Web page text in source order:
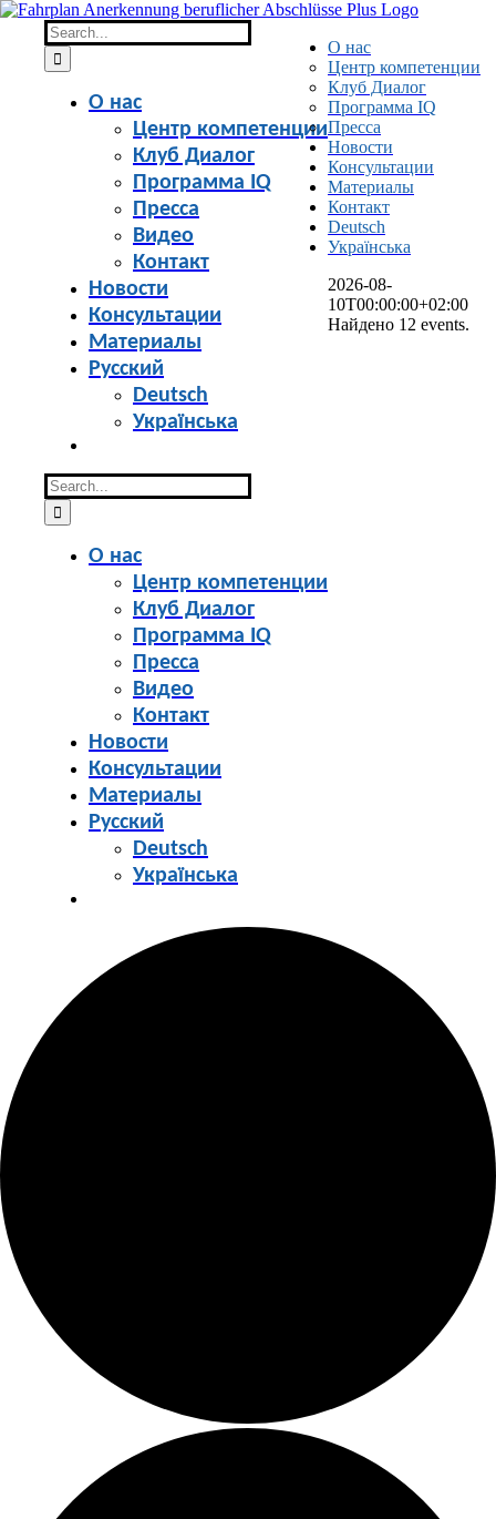
Skip
content
Search
for:
О нас
Центр компетенции
Клуб Диалог
Программа IQ
Пресса
Видео
Контакт
Новости
Консультации
Материалы
Русский
Deutsch
Українська
Search
for:
О нас
Центр компетенции
Клуб Диалог
Программа IQ
Пресса
Видео
Контакт
Новости
Консультации
Материалы
Русский
Deutsch
Українська
О нас
Центр компетенции
Клуб Диалог
Программа IQ
Пресса
Новости
Консультации
Материалы
Контакт
Deutsch
Українська
2026-08-
10T00:00:00+02:00
Найдено 12 events.